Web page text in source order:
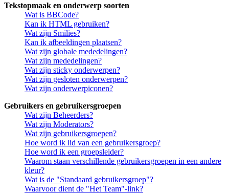
Tekstopmaak en onderwerp soorten
Wat is BBCode?
Kan ik HTML gebruiken?
Wat zijn Smilies?
Kan ik afbeeldingen plaatsen?
Wat zijn globale mededelingen?
Wat zijn mededelingen?
Wat zijn sticky onderwerpen?
Wat zijn gesloten onderwerpen?
Wat zijn onderwerpiconen?
Gebruikers en gebruikersgroepen
Wat zijn Beheerders?
Wat zijn Moderators?
Wat zijn gebruikersgroepen?
Hoe word ik lid van een gebruikersgroep?
Hoe word ik een groepsleider?
Waarom staan verschillende gebruikersgroepen in een andere
kleur?
Wat is de "Standaard gebruikersgroep"?
Waarvoor dient de "Het Team"-link?